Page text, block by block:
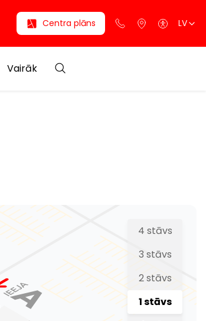
Centra plāns LV
Vairāk